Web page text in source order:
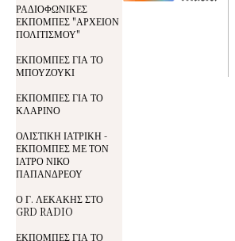
ΡΑΔΙΟΦΩΝΙΚΕΣ
ΕΚΠΟΜΠΕΣ "ΑΡΧΕΙΟΝ
ΠΟΛΙΤΙΣΜΟΥ"
ΕΚΠΟΜΠΕΣ ΓΙΑ ΤΟ
ΜΠΟΥΖΟΥΚΙ
ΕΚΠΟΜΠΕΣ ΓΙΑ ΤΟ
ΚΛΑΡΙΝΟ
ΟΛΙΣΤΙΚΗ ΙΑΤΡΙΚΗ -
ΕΚΠΟΜΠΕΣ ΜΕ ΤΟΝ
ΙΑΤΡΟ ΝΙΚΟ
ΠΑΠΑΝΔΡΕΟΥ
Ο Γ. ΛΕΚΑΚΗΣ ΣΤΟ
GRD RADIO
ΕΚΠΟΜΠΕΣ ΓΙΑ ΤΟ